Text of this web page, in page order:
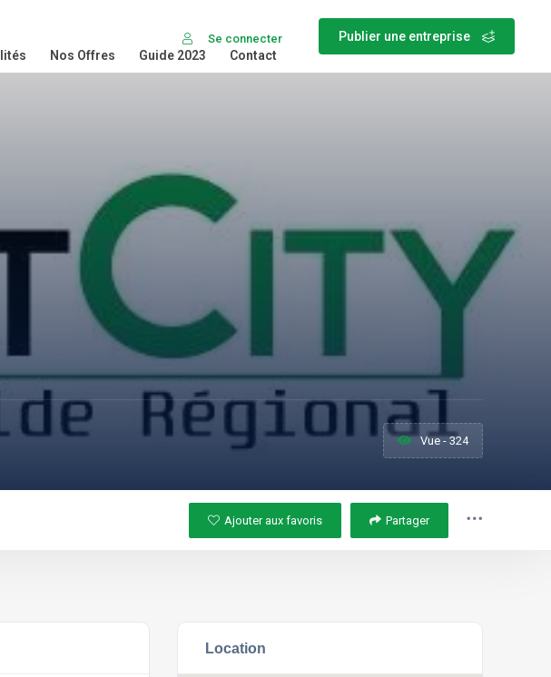
Publier une entreprise
Se connecter
Nos Offres Guide 2023 Contact
Vue - 324
Ajouter aux favoris Partager
Location